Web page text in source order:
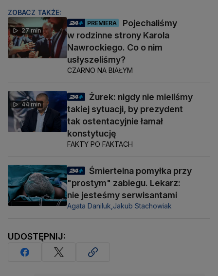
ZOBACZ TAKŻE:
27 min
PREMIERA
Pojechaliśmy
w rodzinne strony Karola
Nawrockiego. Co o nim
usłyszeliśmy?
CZARNO NA BIAŁYM
44 min
Żurek: nigdy nie mieliśmy
takiej sytuacji, by prezydent
tak ostentacyjnie łamał
konstytucję
FAKTY PO FAKTACH
Śmiertelna pomyłka przy
"prostym" zabiegu. Lekarz:
nie jesteśmy serwisantami
Agata Daniluk, Jakub Stachowiak
UDOSTĘPNIJ: